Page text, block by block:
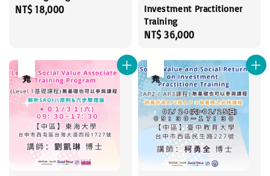
Regular
NT$ 18,000
Investment Practitioner
Training
Regular
NT$ 36,000